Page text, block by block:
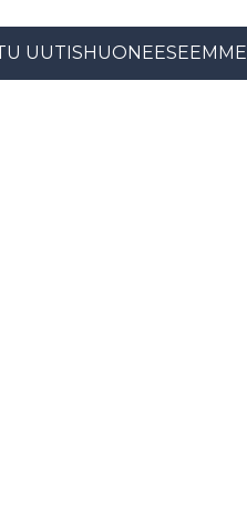
UUTISHUONEESEEMME